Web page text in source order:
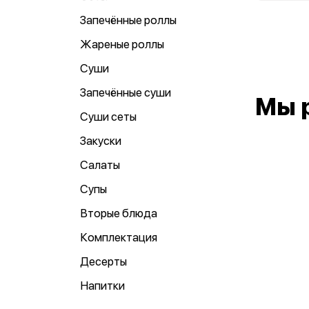
Запечённые роллы
Жареные роллы
Суши
Запечённые суши
Суши сеты
Закуски
Салаты
Супы
Вторые блюда
Комплектация
Десерты
Напитки
Мы